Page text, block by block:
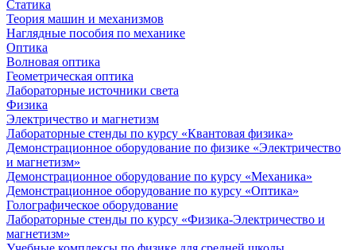
Статика
Теория машин и механизмов
Наглядные пособия по механике
Оптика
Волновая оптика
Геометрическая оптика
Лабораторные источники света
Физика
Электричество и магнетизм
Лабораторные стенды по курсу «Квантовая физика»
Демонстрационное оборудование по физике «Электричество
и магнетизм»
Демонстрационное оборудование по курсу «Механика»
Демонстрационное оборудование по курсу «Оптика»
Голографическое оборудование
Лабораторные стенды по курсу «Физика-Электричество и
магнетизм»